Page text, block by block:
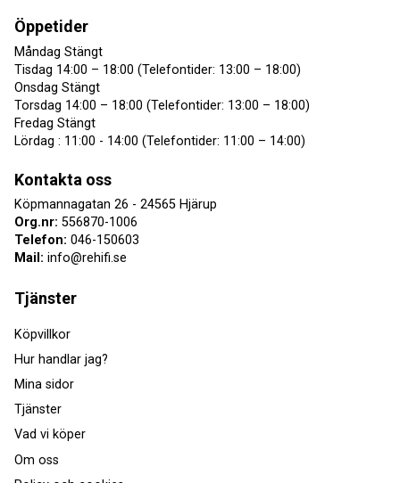
Öppetider
Måndag Stängt
Tisdag 14:00 – 18:00 (Telefontider: 13:00 – 18:00)
Onsdag Stängt
Torsdag 14:00 – 18:00 (Telefontider: 13:00 – 18:00)
Fredag Stängt
Lördag : 11:00 - 14:00 (Telefontider: 11:00 – 14:00)
Kontakta oss
Köpmannagatan 26 - 24565 Hjärup
Org.nr: 556870-1006
Telefon: 046-150603
Mail: info@rehifi.se
Tjänster
Köpvillkor
Hur handlar jag?
Mina sidor
Tjänster
Vad vi köper
Om oss